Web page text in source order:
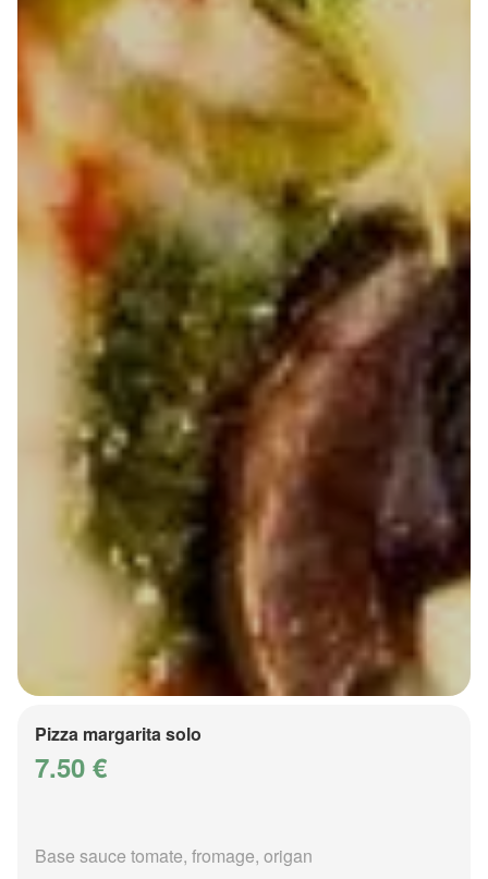
Pizza margarita solo
7.50 €
Base sauce tomate, fromage, origan